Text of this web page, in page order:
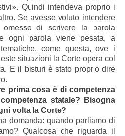
Quindi intendeva proprio i
Se avesse voluto intendere
di scrivere la parola
ogni parola viene pesata, a
come questa, ove i
situazioni la Corte opera col
E il bisturi è stato proprio dire
prima cosa è di competenza
statale? Bisogna
volta la Corte?
domanda: quando parliamo di
Qualcosa che riguarda il